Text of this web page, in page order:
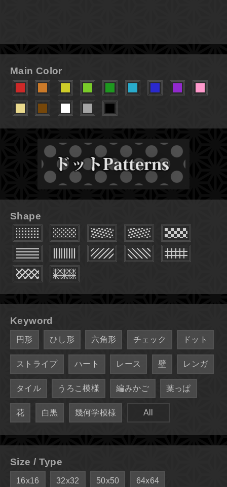
Main Color
Shape
Keyword
円形 ひし形 六角形 チェック ドット
ストライプ ハート レース 壁 レンガ
タイル うろこ模様 編みかご 葉っぱ
花 白黒 幾何学模様 All
Size / Type
16x16 32x32 50x50 64x64